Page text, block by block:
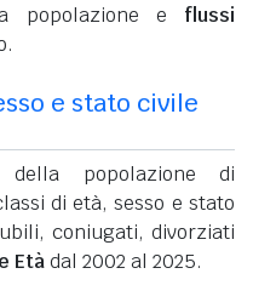
popolazione e flussi
e stato civile
della popolazione di
di età, sesso e stato
coniugati, divorziati
Etàdal 2002 al 2025.